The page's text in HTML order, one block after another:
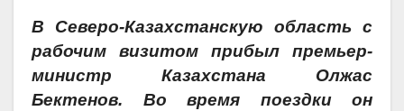
В Северо-Казахстанскую область с
рабочим визитом прибыл премьер-
министр Казахстана Олжас
Бектенов. Во время поездки он